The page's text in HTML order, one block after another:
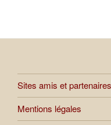
Sites amis et partenaires
Mentions légales